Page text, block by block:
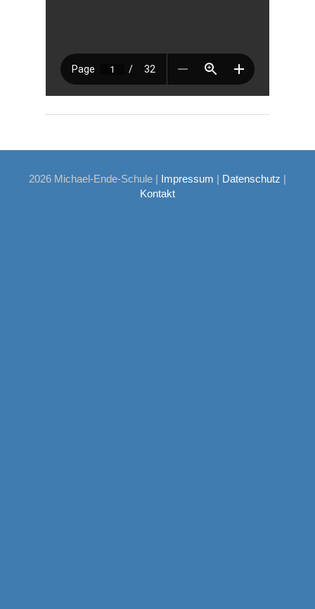
2026 Michael-Ende-Schule | Impressum | Datenschutz |
Kontakt